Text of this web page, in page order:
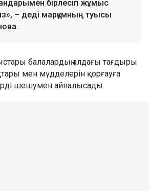
бірлесіп жұмыс
– деді марқұмның туысы
балалардың алдағы тағдыры
мен мүдделерін қорғауға
шешумен айналысады.